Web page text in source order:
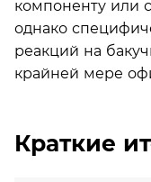
компоненту или
однако
реакций на
крайней мере
Краткие